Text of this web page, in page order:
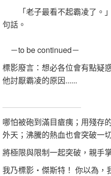
「老子最看不起霸凌了。
句話。
－to be continued－
標影廢言：想必各位會有點疑
他討厭霸凌的原因......
哪怕被砲到滿目瘡痍；用殘存
外天；沸騰的熱血也會突破一
將極限與限制一起突破，親手
我乃標影‧傑斯特！ 你以為，